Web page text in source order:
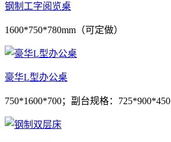
钢制工字阅览桌
1600*750*780mm（可定做）
豪华L型办公桌
750*1600*700；副台规格：725*900*450